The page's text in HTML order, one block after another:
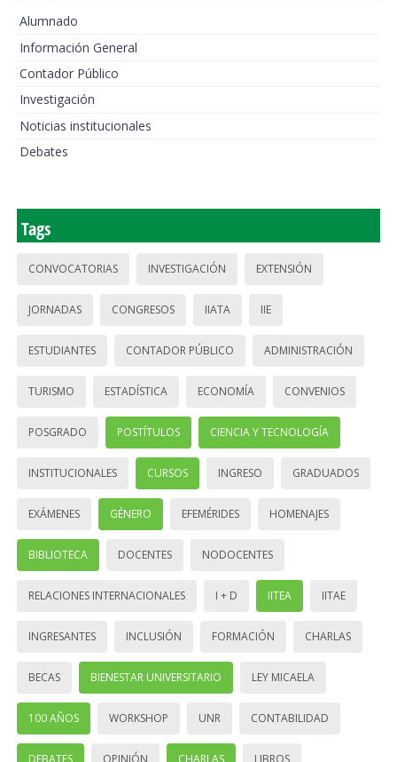
Alumnado
Información General
Contador Público
Investigación
Noticias institucionales
Debates
Tags
CONVOCATORIAS INVESTIGACIÓN EXTENSIÓN
JORNADAS CONGRESOS IIATA IIE
ESTUDIANTES CONTADOR PÚBLICO ADMINISTRACIÓN
TURISMO ESTADÍSTICA ECONOMÍA CONVENIOS
POSGRADO POSTÍTULOS CIENCIA Y TECNOLOGÍA
INSTITUCIONALES CURSOS INGRESO GRADUADOS
EXÁMENES GÉNERO EFEMÉRIDES HOMENAJES
BIBLIOTECA DOCENTES NODOCENTES
RELACIONES INTERNACIONALES I + D IITEA IITAE
INGRESANTES INCLUSIÓN FORMACIÓN CHARLAS
BECAS BIENESTAR UNIVERSITARIO LEY MICAELA
100 AÑOS WORKSHOP UNR CONTABILIDAD